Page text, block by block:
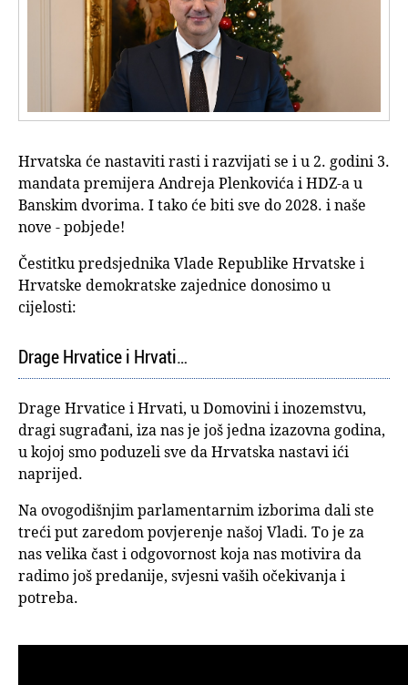
Hrvatska će nastaviti rasti i razvijati se i u 2. godini 3.
mandata premijera Andreja Plenkovića i HDZ-a u
Banskim dvorima. I tako će biti sve do 2028. i naše
nove - pobjede!
Čestitku predsjednika Vlade Republike Hrvatske i
Hrvatske demokratske zajednice donosimo u
cijelosti:
Drage Hrvatice i Hrvati…
Drage Hrvatice i Hrvati, u Domovini i inozemstvu,
dragi sugrađani, iza nas je još jedna izazovna godina,
u kojoj smo poduzeli sve da Hrvatska nastavi ići
naprijed.
Na ovogodišnjim parlamentarnim izborima dali ste
treći put zaredom povjerenje našoj Vladi. To je za
nas velika čast i odgovornost koja nas motivira da
radimo još predanije, svjesni vaših očekivanja i
potreba.